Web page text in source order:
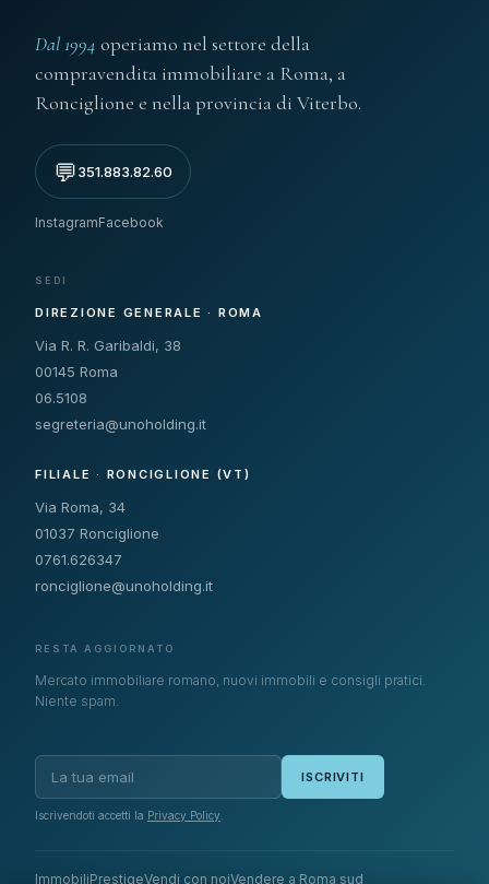
Dal 1994 operiamo nel settore della
compravendita immobiliare a Roma, a
Ronciglione e nella provincia di Viterbo.
💬351.883.82.60
InstagramFacebook
SEDI
DIREZIONE GENERALE · ROMA
Via R. R. Garibaldi, 38
00145 Roma
06.5108
segreteria@unoholding.it
FILIALE · RONCIGLIONE (VT)
Via Roma, 34
01037 Ronciglione
0761.626347
ronciglione@unoholding.it
RESTA AGGIORNATO
Mercato immobiliare romano, nuovi immobili e consigli pratici.
Niente spam.
ISCRIVITI
Iscrivendoti accetti la Privacy Policy
ImmobiliPrestigeVendi con noiVendere a Roma sud